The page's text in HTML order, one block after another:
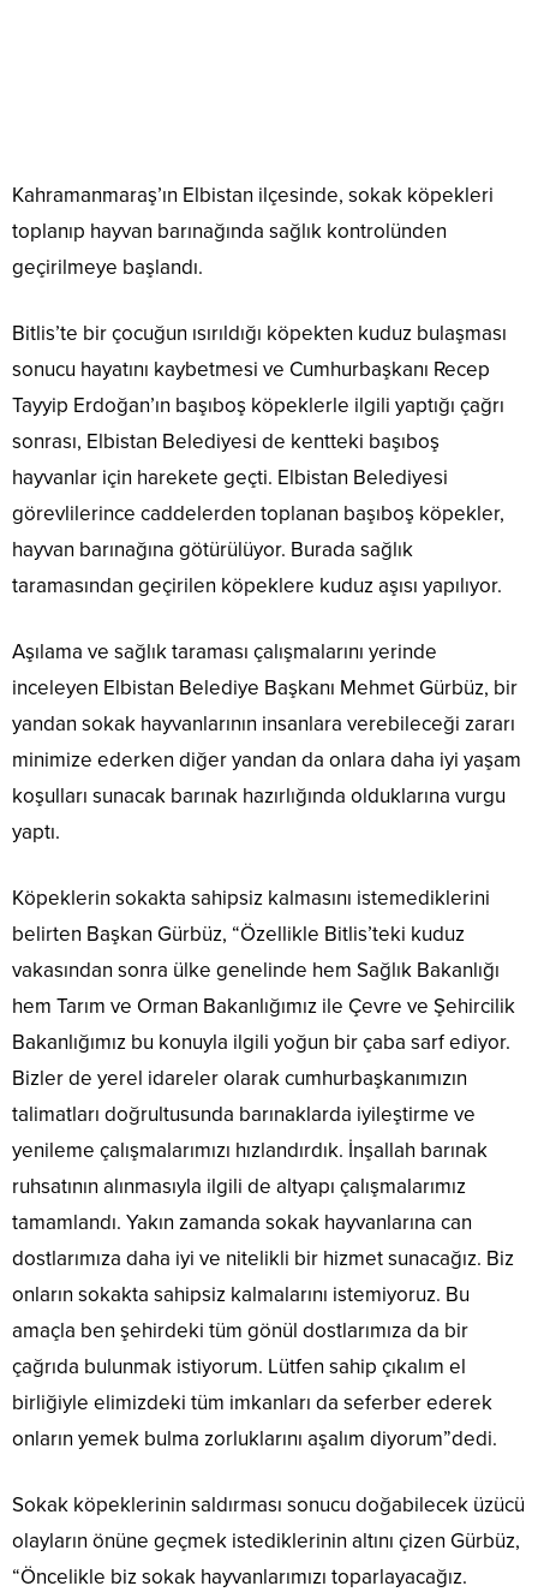
Kahramanmaraş’ın Elbistan ilçesinde, sokak köpekleri
toplanıp hayvan barınağında sağlık kontrolünden
geçirilmeye başlandı.
Bitlis’te bir çocuğun ısırıldığı köpekten kuduz bulaşması
sonucu hayatını kaybetmesi ve Cumhurbaşkanı Recep
Tayyip Erdoğan’ın başıboş köpeklerle ilgili yaptığı çağrı
sonrası, Elbistan Belediyesi de kentteki başıboş
hayvanlar için harekete geçti. Elbistan Belediyesi
görevlilerince caddelerden toplanan başıboş köpekler,
hayvan barınağına götürülüyor. Burada sağlık
taramasından geçirilen köpeklere kuduz aşısı yapılıyor.
Aşılama ve sağlık taraması çalışmalarını yerinde
inceleyen Elbistan Belediye Başkanı Mehmet Gürbüz, bir
yandan sokak hayvanlarının insanlara verebileceği zararı
minimize ederken diğer yandan da onlara daha iyi yaşam
koşulları sunacak barınak hazırlığında olduklarına vurgu
yaptı.
Köpeklerin sokakta sahipsiz kalmasını istemediklerini
belirten Başkan Gürbüz, “Özellikle Bitlis’teki kuduz
vakasından sonra ülke genelinde hem Sağlık Bakanlığı
hem Tarım ve Orman Bakanlığımız ile Çevre ve Şehircilik
Bakanlığımız bu konuyla ilgili yoğun bir çaba sarf ediyor.
Bizler de yerel idareler olarak cumhurbaşkanımızın
talimatları doğrultusunda barınaklarda iyileştirme ve
yenileme çalışmalarımızı hızlandırdık. İnşallah barınak
ruhsatının alınmasıyla ilgili de altyapı çalışmalarımız
tamamlandı. Yakın zamanda sokak hayvanlarına can
dostlarımıza daha iyi ve nitelikli bir hizmet sunacağız. Biz
onların sokakta sahipsiz kalmalarını istemiyoruz. Bu
amaçla ben şehirdeki tüm gönül dostlarımıza da bir
çağrıda bulunmak istiyorum. Lütfen sahip çıkalım el
birliğiyle elimizdeki tüm imkanları da seferber ederek
onların yemek bulma zorluklarını aşalım diyorum”dedi.
Sokak köpeklerinin saldırması sonucu doğabilecek üzücü
olayların önüne geçmek istediklerinin altını çizen Gürbüz,
“Öncelikle biz sokak hayvanlarımızı toparlayacağız.